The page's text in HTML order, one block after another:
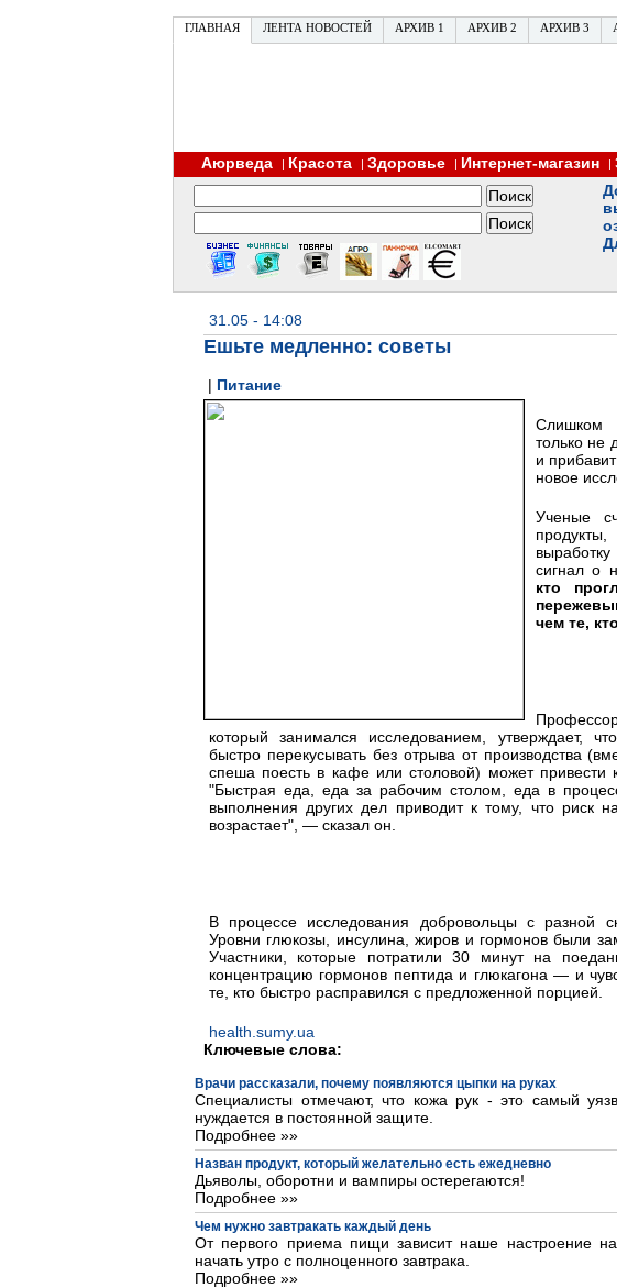
ГЛАВНАЯ ЛЕНТА НОВОСТЕЙ АРХИВ 1 АРХИВ 2 АРХИВ 3
Аюрведа | Красота | Здоровье | Интернет-магазин |
31.05 - 14:08
Ешьте медленно: советы
| Питание
Слишком
только не
и
новое
Ученые
сигнал о
кто
чем те,
который занимался исследованием, утверждает,
быстро перекусывать без отрыва от производства
спеша поесть в кафе или столовой) может привести
"Быстрая еда, еда за рабочим столом, еда в
выполнения других дел приводит к тому, что риск
возрастает", — сказал он.
В процессе исследования добровольцы с разной
Уровни глюкозы, инсулина, жиров и гормонов были
Участники, которые потратили 30 минут на
концентрацию гормонов пептида и глюкагона — и
те, кто быстро расправился с предложенной порцией.
health.sumy.ua
Ключевые слова:
Врачи рассказали, почему появляются цыпки на руках
Специалисты отмечают, что кожа рук - это самый
нуждается в постоянной защите.
Подробнее »»
Назван продукт, который желательно есть ежедневно
Дьяволы, оборотни и вампиры остерегаются!
Подробнее »»
Чем нужно завтракать каждый день
От первого приема пищи зависит наше настроение
начать утро с полноценного завтрака.
Подробнее »»